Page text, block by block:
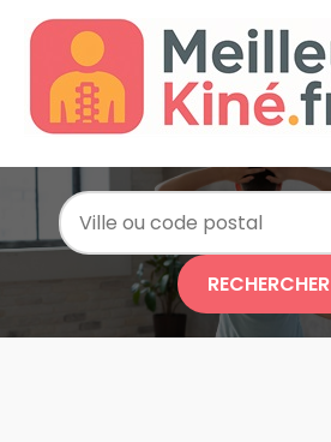
RECHERCHER